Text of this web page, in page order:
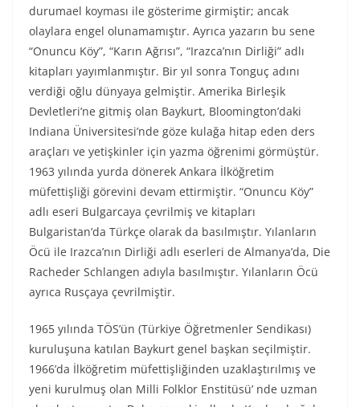
durumael koyması ile gösterime girmiştir; ancak
olaylara engel olunamamıştır. Ayrıca yazarın bu sene
“Onuncu Köy”, “Karın Ağrısı”, “Irazca’nın Dirliği” adlı
kitapları yayımlanmıştır. Bir yıl sonra Tonguç adını
verdiği oğlu dünyaya gelmiştir. Amerika Birleşik
Devletleri’ne gitmiş olan Baykurt, Bloomington’daki
Indiana Üniversitesi’nde göze kulağa hitap eden ders
araçları ve yetişkinler için yazma öğrenimi görmüştür.
1963 yılında yurda dönerek Ankara İlköğretim
müfettişliği görevini devam ettirmiştir. “Onuncu Köy”
adlı eseri Bulgarcaya çevrilmiş ve kitapları
Bulgaristan’da Türkçe olarak da basılmıştır. Yılanların
Öcü ile Irazca’nın Dirliği adlı eserleri de Almanya’da, Die
Racheder Schlangen adıyla basılmıştır. Yılanların Öcü
ayrıca Rusçaya çevrilmiştir.
1965 yılında TÖS’ün (Türkiye Öğretmenler Sendikası)
kuruluşuna katılan Baykurt genel başkan seçilmiştir.
1966’da İlköğretim müfettişliğinden uzaklaştırılmış ve
yeni kurulmuş olan Milli Folklor Enstitüsü’ nde uzman